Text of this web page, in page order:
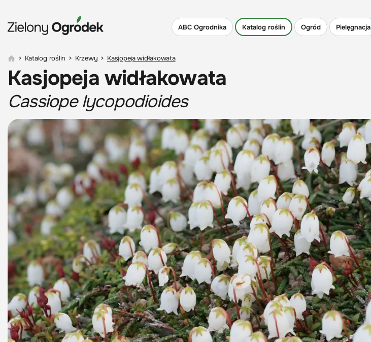
ABC Ogrodnika Katalog roślin Ogród Pielęgnacja
> Katalog roślin > Krzewy > Kasjopeja widłakowata
Kasjopeja widłakowata
Cassiope lycopodioides